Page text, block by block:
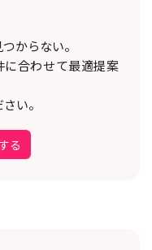
からない。
合わせて最適提案
い。
る